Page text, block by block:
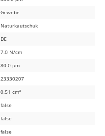
Gewebe
Naturkautschuk
DE
7.0 N/cm
80.0 µm
23330207
0.51 cm³
false
false
false